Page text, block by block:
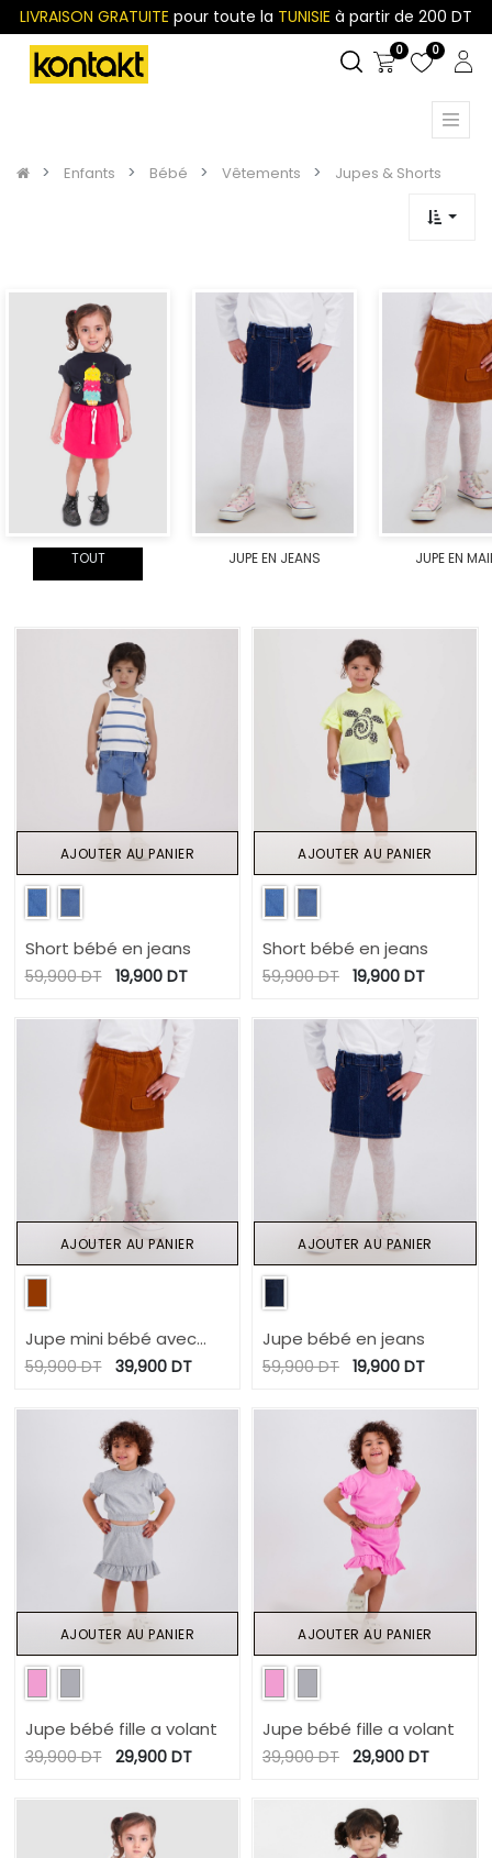
LIVRAISON GRATUITE pour toute la TUNISIE à partir de 200 DT
0 0
Enfants Bébé Vêtements Jupes & Shorts
TOUT JUPE EN JEANS JUPE EN
Short bébé en jeans
59,900DT 19,900DT
AJOUTER AU PANIER
Short bébé en jeans
59,900DT 19,900 DT
AJOUTER AU PANIER
Jupe mini bébé avec
poche à rabat
59,900DT 39,900DT
AJOUTER AU PANIER
Jupe bébé en jeans
59,900DT 19,900 DT
AJOUTER AU PANIER
Jupe bébé fille a volant
39,900DT 29,900DT
AJOUTER AU PANIER
Jupe bébé fille a volant
39,900DT 29,900 DT
AJOUTER AU PANIER